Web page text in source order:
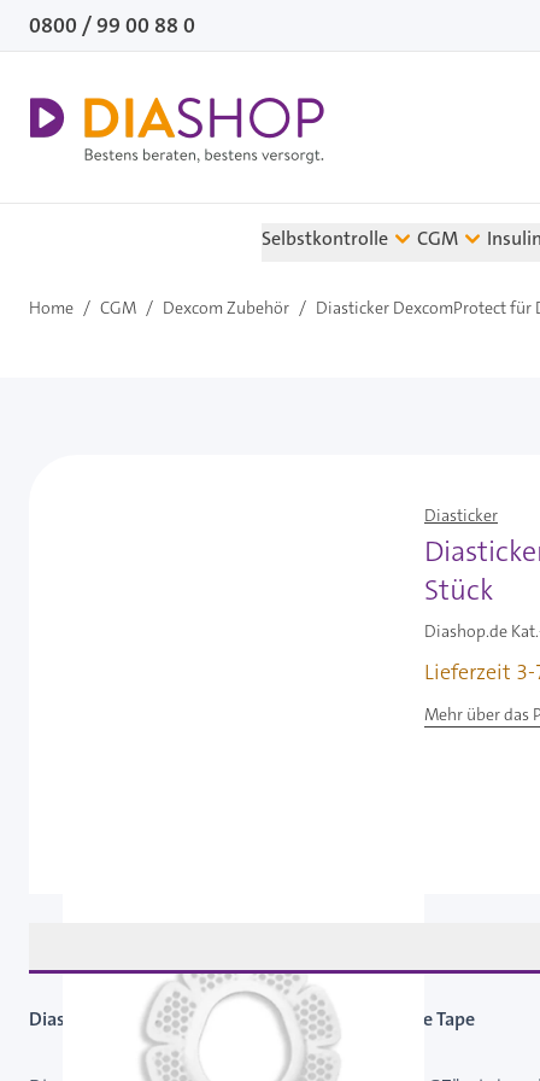
Direkt zum Inhalt
0800 / 99 00 88 0
Selbstkontrolle CGM
Home / CGM / Dexcom Zubehör / Diasticker DexcomProtect für
Diasticker
Stück
Diashop.de
Lieferzeit
Mehr über das
Diasticker DexcomProtect für Dexcom G7 / ohne Tape